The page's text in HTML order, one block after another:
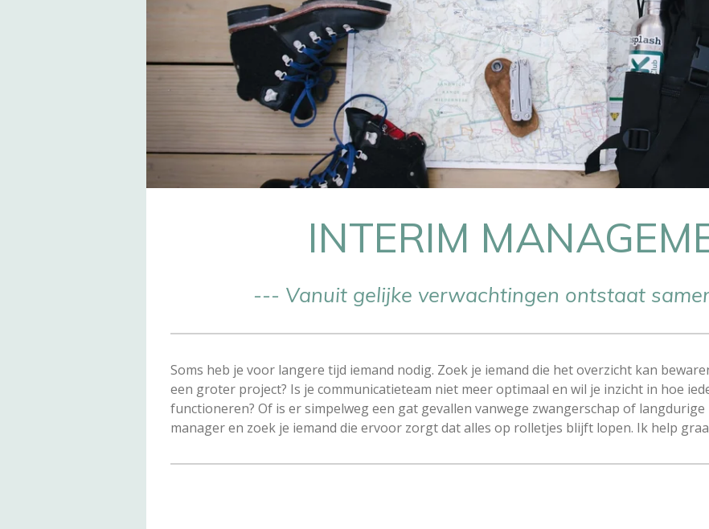
INTERIM
--- Vanuit gelijke verwachtingen ontstaat
Soms heb je voor langere tijd iemand nodig. Zoek je iemand die het overzicht kan
een groter project? Is je communicatieteam niet meer optimaal en wil je inzicht in hoe
functioneren? Of is er simpelweg een gat gevallen vanwege zwangerschap of
manager en zoek je iemand die ervoor zorgt dat alles op rolletjes blijft lopen. Ik help